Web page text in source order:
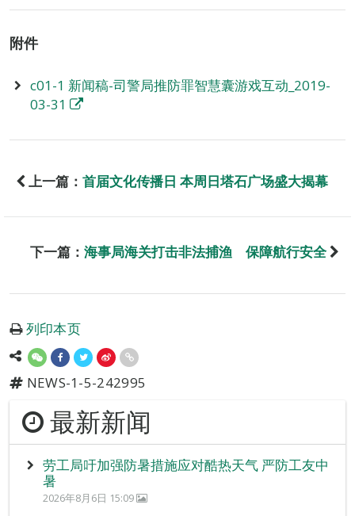
附件
c01-1 新闻稿-司警局推防罪智慧囊游戏互动_2019-
03-31
上一篇： 首届文化传播日 本周日塔石广场盛大揭幕
下一篇： 海事局海关打击非法捕渔 保障航行安全
列印本页
NEWS-1-5-242995
最新新闻
劳工局吁加强防暑措施应对酷热天气 严防工友中
暑
2026年8月6日 15:09